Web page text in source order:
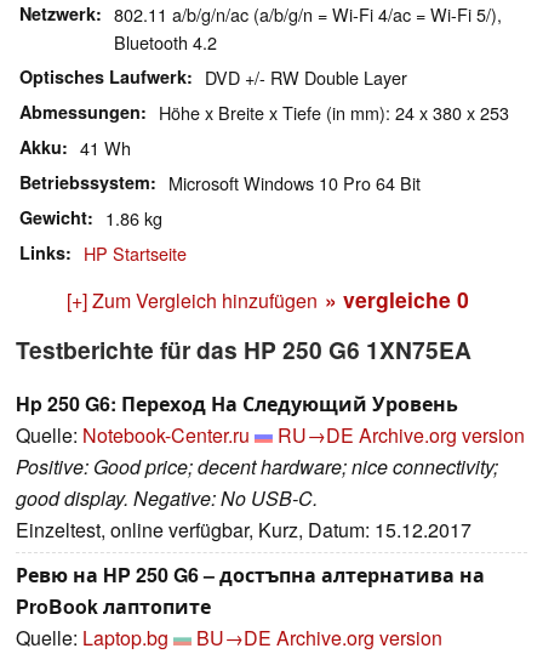
Netzwerk
802.11 a/b/g/n/ac (a/b/g/n = Wi-Fi 4/ac = Wi-Fi 5/),
Bluetooth 4.2
Optisches Laufwerk DVD +/- RW Double Layer
Abmessungen Höhe x Breite x Tiefe (in mm): 24 x 380 x 253
Akku 41 Wh
Betriebssystem Microsoft Windows 10 Pro 64 Bit
Gewicht 1.86 kg
Links HP Startseite
[+] Zum Vergleich hinzufügen » vergleiche 0
Testberichte für das HP 250 G6 1XN75EA
Hp 250 G6: Переход На Следующий Уровень
Quelle: Notebook-Center.ru RU→DE Archive.org version
Positive: Good price; decent hardware; nice connectivity;
good display. Negative: No USB-C.
Einzeltest, online verfügbar, Kurz, Datum: 15.12.2017
Ревю на HP 250 G6 – достъпна алтернатива на
ProBook лаптопите
Quelle: Laptop.bg BU→DE Archive.org version